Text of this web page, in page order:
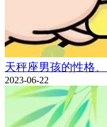
天秤座男孩的性格
2023-06-22